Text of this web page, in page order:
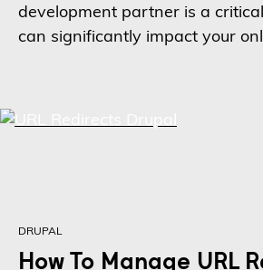
development partner is a
can significantly impact your
DRUPAL
How To Manage URL